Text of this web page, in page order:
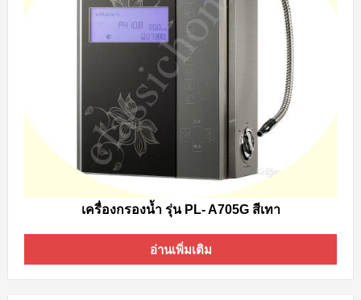
เครื่องกรองน้ำ รุ่น PL- A705G สีเทา
อ่านเพิ่มเติม